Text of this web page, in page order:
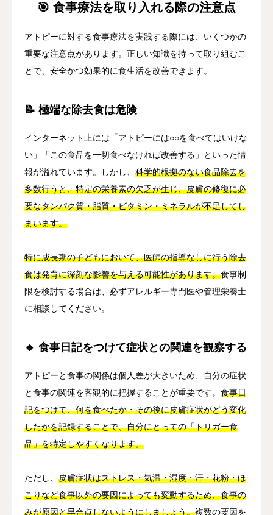
🎯 食事療法を取り入れる際の注意点
アトピーに対する食事療法を実践する際には、いくつかの
重要な注意点があります。正しい知識を持って取り組むこ
とで、安全かつ効果的に食生活を改善できます。
📝 極端な除去食は危険
インターネット上には「アトピーには○○を食べてはいけな
い」「この食品を一切食べなければ改善する」といった情
報が溢れています。しかし、 科学的根拠のない食品除去を
多数行うと、特定の栄養素の欠乏が生じ、皮膚の修復に必
要なタンパク質・脂質・ビタミン・ミネラルが不足してし
まいます。
特に成長期の子どもにおいて、医師の指導なしに行う除去
食は発育に深刻な影響を与える可能性があります。食事制
限を検討する場合は、必ずアレルギー専門医や管理栄養士
に相談してください。
🔸 食事日記をつけて症状との関連を観察する
アトピーと食事の関係は個人差が大きいため、自分の症状
と食事の関連を客観的に把握することが重要です。 食事日
記をつけて、何を食べたか・その後に皮膚症状がどう変化
したかを記録することで、自分にとっての「トリガー食
品」を特定しやすくなります。
ただし、 皮膚症状はストレス・気温・湿度・汗・花粉・ほ
こりなど食事以外の要因によっても変動するため、食事の
みが原因と早合点しないようにしましょう。複数の要因を